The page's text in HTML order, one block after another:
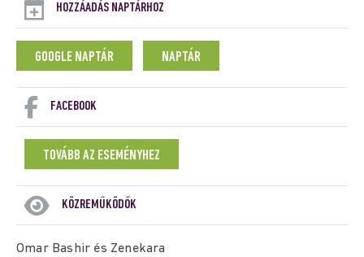
HOZZÁADÁS NAPTÁRHOZ
GOOGLE NAPTÁR NAPTÁR
FACEBOOK
TOVÁBB AZ ESEMÉNYHEZ
KÖZREMŰKÖDŐK
Omar Bashir és Zenekara